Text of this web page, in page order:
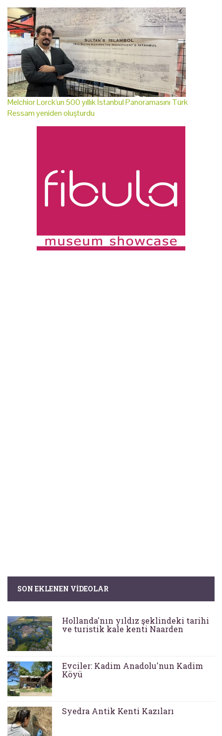
Melchior Lorck'un 500 yıllık İstanbul Panoramasını Türk
Ressam yeniden oluşturdu
SON EKLENEN VIDEOLAR
Hollanda'nın yıldız şeklindeki tarihi
ve turistik kale kenti Naarden
Evciler: Kadim Anadolu'nun Kadim
Köyü
Syedra Antik Kenti Kazıları